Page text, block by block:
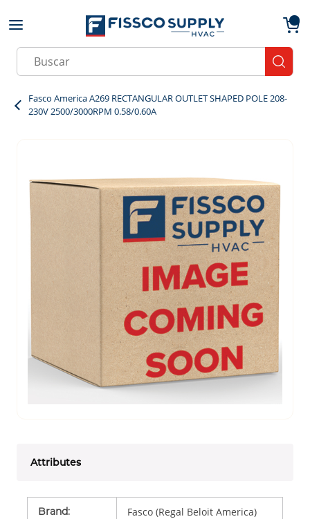
Skip to main content
Site Search
Fasco America A269 RECTANGULAR OUTLET SHAPED POLE 208-
230V 2500/3000RPM 0.58/0.60A
Attributes
Brand: Fasco (Regal Beloit America)